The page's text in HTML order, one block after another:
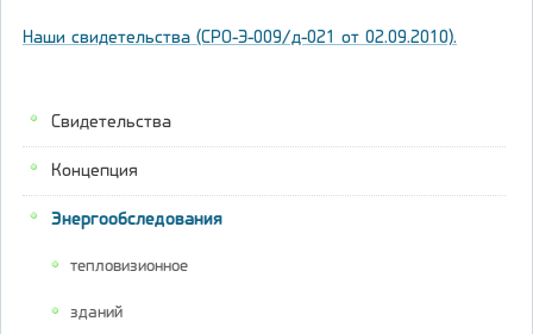
Свидетельства
Концепция
Энергообследования
тепловизионное
зданий
Наши свидетельства (СРО-Э-009/д-021 от 02.09.2010).